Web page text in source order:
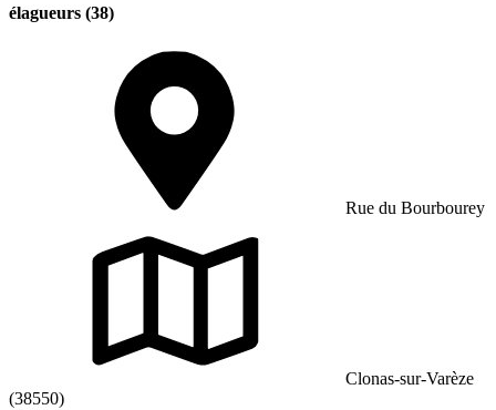
élagueurs (38)
Rue du Bourbourey
Clonas-sur-Varèze
(38550)